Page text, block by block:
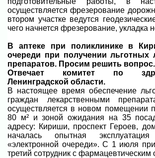
осуществляется фрезерование
втором участке ведутся
чего начнется фрезерование, укладка
В аптеке при поликлинике в
очереди при получении льготных
препаратов. Просим решить вопрос.
Отвечает комитет по
Ленинградской области.
В настоящее время обеспечение
граждан лекарственными
осуществляется в новом помещении
80 м² и зоной ожидания на 35
адресу: Кириши, проспект Героев,
началась опытная эксплуатация
«электронной очереди». С 1 июля
третий сотрудник с фармацевтическим